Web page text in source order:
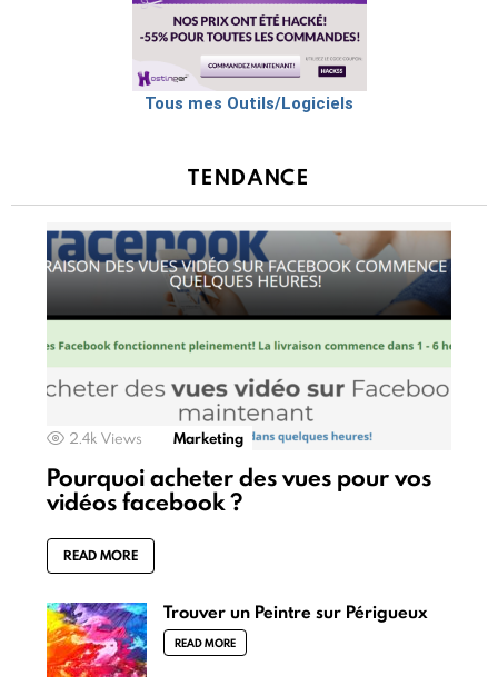
Tous mes Outils/Logiciels
TENDANCE
2.4k Views Marketing
Pourquoi acheter des vues pour vos
vidéos facebook ?
READ MORE
Trouver un Peintre sur Périgueux
READ MORE